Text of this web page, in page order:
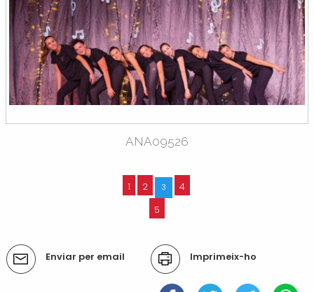
ANA09526
1 2 3
4
5
Accions
del
Enviar per email Imprimeix-ho